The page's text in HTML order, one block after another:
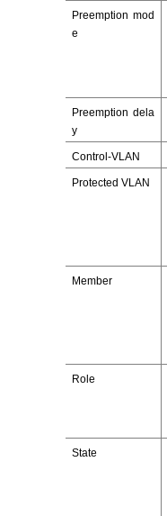
Preemption mod
e
Preemption dela
y
Control-VLAN
Protected VLAN
Member
Role
State